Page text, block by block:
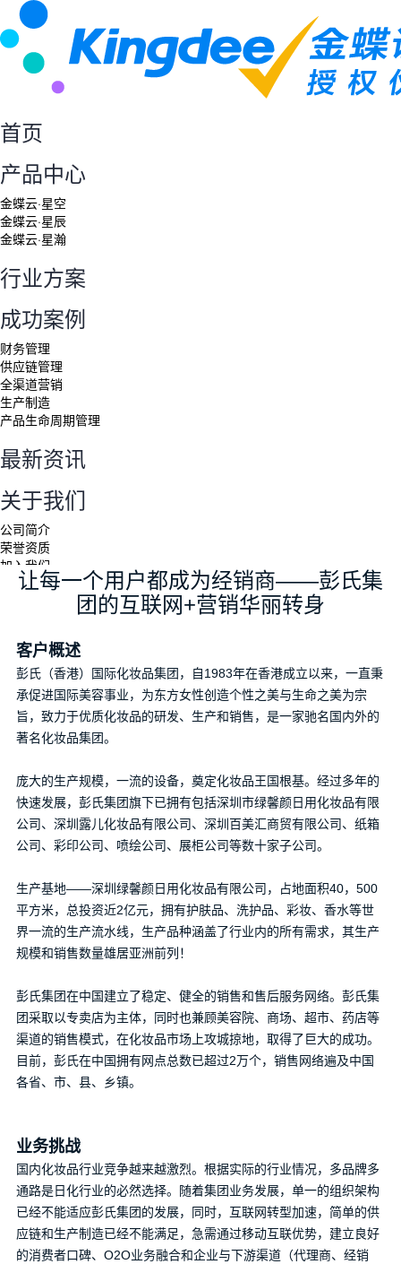
首页
产品中心
金蝶云·星空
金蝶云·星辰
金蝶云·星瀚
行业方案
成功案例
财务管理
供应链管理
全渠道营销
生产制造
产品生命周期管理
最新资讯
关于我们
公司简介
荣誉资质
加入我们
联系我们
搜索
020-
8558 8155
当前路径：首页 >成功案例>产品生命周期管理
彭氏集团
日期：2021-09-18
让每一个用户都成为经销商——彭氏集
团的互联网+营销华丽转身
客户概述
彭氏（香港）国际化妆品集团，自1983年在香港成立以来，一直秉
承促进国际美容事业，为东方女性创造个性之美与生命之美为宗
旨，致力于优质化妆品的研发、生产和销售，是一家驰名国内外的
著名化妆品集团。
庞大的生产规模，一流的设备，奠定化妆品王国根基。经过多年的
快速发展，彭氏集团旗下已拥有包括深圳市绿馨颜日用化妆品有限
公司、深圳露儿化妆品有限公司、深圳百美汇商贸有限公司、纸箱
公司、彩印公司、喷绘公司、展柜公司等数十家子公司。
生产基地——深圳绿馨颜日用化妆品有限公司，占地面积40，500
平方米，总投资近2亿元，拥有护肤品、洗护品、彩妆、香水等世
界一流的生产流水线，生产品种涵盖了行业内的所有需求，其生产
规模和销售数量雄居亚洲前列！
彭氏集团在中国建立了稳定、健全的销售和售后服务网络。彭氏集
团采取以专卖店为主体，同时也兼顾美容院、商场、超市、药店等
渠道的销售模式，在化妆品市场上攻城掠地，取得了巨大的成功。
目前，彭氏在中国拥有网点总数已超过2万个，销售网络遍及中国
各省、市、县、乡镇。
业务挑战
国内化妆品行业竞争越来越激烈。根据实际的行业情况，多品牌多
通路是日化行业的必然选择。随着集团业务发展，单一的组织架构
已经不能适应彭氏集团的发展，同时，互联网转型加速，简单的供
应链和生产制造已经不能满足，急需通过移动互联优势，建立良好
的消费者口碑、O2O业务融合和企业与下游渠道（代理商、经销
下一篇：涪陵榨菜
联系我们，让管理更高效